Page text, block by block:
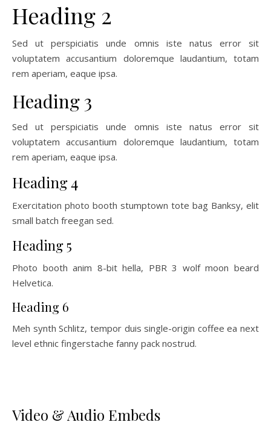
Heading 2
Sed ut perspiciatis unde omnis iste natus error sit
voluptatem accusantium doloremque laudantium, totam
rem aperiam, eaque ipsa.
Heading 3
Sed ut perspiciatis unde omnis iste natus error sit
voluptatem accusantium doloremque laudantium, totam
rem aperiam, eaque ipsa.
Heading 4
Exercitation photo booth stumptown tote bag Banksy, elit
small batch freegan sed.
Heading 5
Photo booth anim 8-bit hella, PBR 3 wolf moon beard
Helvetica.
Heading 6
Meh synth Schlitz, tempor duis single-origin coffee ea next
level ethnic fingerstache fanny pack nostrud.
Video & Audio Embeds